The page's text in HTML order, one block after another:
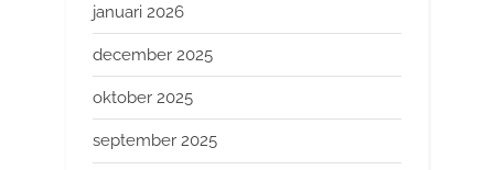
januari 2026
december 2025
oktober 2025
september 2025